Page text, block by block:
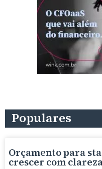
Populares
Orçamento para
crescer com